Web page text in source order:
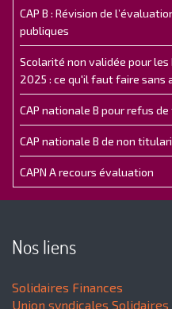
CAP B : Révision de
publiques
Scolarité non validée pour
2025 : ce qu'il faut faire sans
CAP nationale B pour refus
CAP nationale B de non
CAPN A recours évaluation
Nos liens
Solidaires Finances
Union syndicales Solidaires